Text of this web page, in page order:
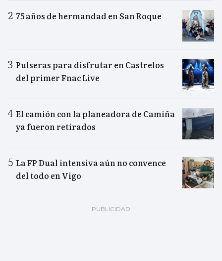
75 años de hermandad en San Roque
Pulseras para disfrutar en Castrelos
del primer Fnac Live
El camión con la planeadora de Camiña
ya fueron retirados
La FP Dual intensiva aún no convence
del todo en Vigo